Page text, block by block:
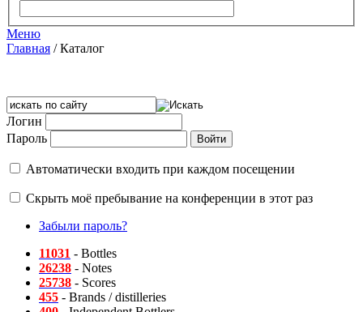
Меню
Главная /Каталог
Логин
Пароль
Автоматически входить при каждом посещении
Скрыть моё пребывание на конференции в этот раз
Забыли пароль?
11031 - Bottles
26238 - Notes
25738 - Scores
455 - Brands / distilleries